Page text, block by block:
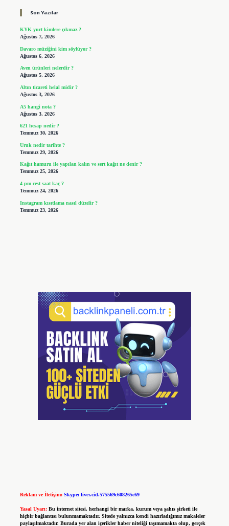
Son Yazılar
KYK yurt kimlere çıkmaz ?
Ağustos 7, 2026
Davaro müziğini kim söylüyor ?
Ağustos 6, 2026
Aven ürünleri nelerdir ?
Ağustos 5, 2026
Altın ticareti helal midir ?
Ağustos 3, 2026
A5 hangi nota ?
Ağustos 3, 2026
621 hesap nedir ?
Temmuz 30, 2026
Uruk nedir tarihte ?
Temmuz 29, 2026
Kağıt hamuru ile yapılan kalın ve sert kağıt ne denir ?
Temmuz 25, 2026
4 pm cest saat kaç ?
Temmuz 24, 2026
Instagram kısıtlama nasıl düzelir ?
Temmuz 23, 2026
Reklam ve İletişim: Skype: live:.cid.575569c608265c69
Yasal Uyarı: Bu internet sitesi, herhangi bir marka, kurum veya şahıs şirketi ile
hiçbir bağlantısı bulunmamaktadır. Sitede yalnızca kendi hazırladığımız makaleler
paylaşılmaktadır. Burada yer alan içerikler haber niteliği taşımamakta olup, gerçek